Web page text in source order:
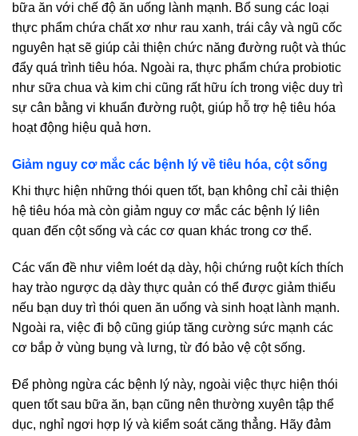
bữa ăn với chế độ ăn uống lành mạnh. Bổ sung các loại
thực phẩm chứa chất xơ như rau xanh, trái cây và ngũ cốc
nguyên hạt sẽ giúp cải thiện chức năng đường ruột và thúc
đẩy quá trình tiêu hóa. Ngoài ra, thực phẩm chứa probiotic
như sữa chua và kim chi cũng rất hữu ích trong việc duy trì
sự cân bằng vi khuẩn đường ruột, giúp hỗ trợ hệ tiêu hóa
hoạt động hiệu quả hơn.
Giảm nguy cơ mắc các bệnh lý về tiêu hóa, cột sống
Khi thực hiện những thói quen tốt, bạn không chỉ cải thiện
hệ tiêu hóa mà còn giảm nguy cơ mắc các bệnh lý liên
quan đến cột sống và các cơ quan khác trong cơ thể.
Các vấn đề như viêm loét dạ dày, hội chứng ruột kích thích
hay trào ngược dạ dày thực quản có thể được giảm thiểu
nếu bạn duy trì thói quen ăn uống và sinh hoạt lành mạnh.
Ngoài ra, việc đi bộ cũng giúp tăng cường sức mạnh các
cơ bắp ở vùng bụng và lưng, từ đó bảo vệ cột sống.
Để phòng ngừa các bệnh lý này, ngoài việc thực hiện thói
quen tốt sau bữa ăn, bạn cũng nên thường xuyên tập thể
dục, nghỉ ngơi hợp lý và kiểm soát căng thẳng. Hãy đảm